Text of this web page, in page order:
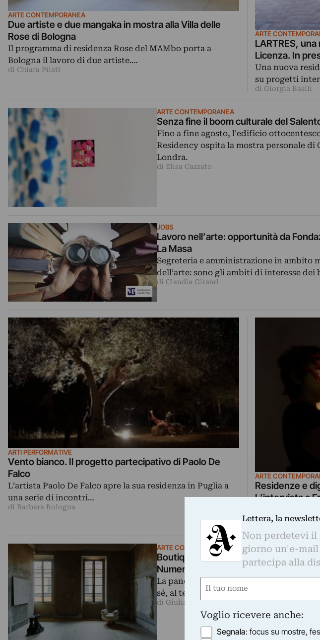
ARTE CONTEMPORANEA
Due artiste e due mangaka in mostra alla Villa delle
Rose di Bologna
Il programma di residenza Rose del MAMbo porta a
Bologna il lavoro di due artiste.…
di Chiara Pilati
ARTE
LARTRES,
Licenza. In
Una nuova
su progetti
di Giorgia Basili
ARTE CONTEMPORANEA
Senza fine il boom culturale del
Fino a fine agosto, l'edificio
Residency ospita la mostra personale
Londra.
di Elisa Cazzato
JOBS
Lavoro nell’arte: opportunità da
La Masa
Segreteria e amministrazione in ambito
dell’arte: sono gli ambiti di interesse
di Claudia Giraud
ARTI PERFORMATIVE
Vento bianco. Il progetto partecipativo di Paolo De
Falco
L’artista Paolo De Falco apre la sua residenza in Puglia a
una serie di incontri…
di Barbara Bologna
ARTE
Residenze e
L’intervista a
Si conclude il
Endecameron
ARTE CONTEMPORANEA
Boutique hotel, galleria e centro di
Numeroventi a Firenze
La pandemia è stata per Numeroventi
sé, al territorio e ai talenti locali: da
di Giulia Ronchi
Lettera, la
Non perdetevi il
giorno un'e-
partecipa alla
Nome
Voglio ricevere anche:
Segnala: focus su mostre,